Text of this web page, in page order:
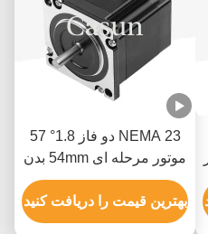
NEMA 23 دو فاز 1.8° 57
موتور مرحله ای 54mm بدن
2.8A ماشین آلات نساجی
بهترین قیمت را دریافت کنید